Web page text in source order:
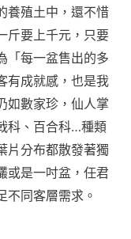
養殖土中，還不惜
斤要上千元，只要
「每一盆售出的多
有成就感，也是我
如數家珍，仙人掌
科、百合科…種類
片分布都散發著獨
或是一吋盆，任君
不同客層需求。